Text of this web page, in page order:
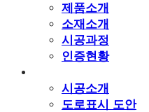
제품소개
소재소개
시공과정
인증현황
시공소개
도로표시 도안